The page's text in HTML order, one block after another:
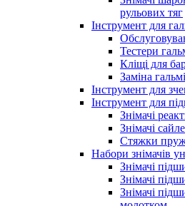
рульових тяг
Інструмент для
Тестери
Кліщі для
Заміна
Інструмент для
Інструмент для
Знімачі
Знімачі
Стяжки
Набори знімачів
Знімачі
Знімачі
Знімачі